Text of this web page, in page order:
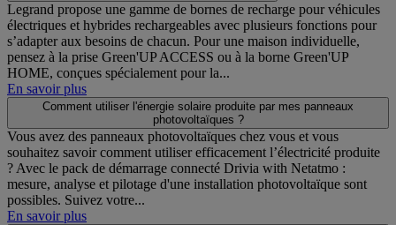
Legrand propose une gamme de bornes de recharge pour véhicules
électriques et hybrides rechargeables avec plusieurs fonctions pour
s’adapter aux besoins de chacun. Pour une maison individuelle,
pensez à la prise Green'UP ACCESS ou à la borne Green'UP
HOME, conçues spécialement pour la...
En savoir plus
Comment utiliser l'énergie solaire produite par mes panneaux
photovoltaïques ?
Vous avez des panneaux photovoltaïques chez vous et vous
souhaitez savoir comment utiliser efficacement l’électricité produite
? Avec le pack de démarrage connecté Drivia with Netatmo :
mesure, analyse et pilotage d'une installation photovoltaïque sont
possibles. Suivez votre...
En savoir plus